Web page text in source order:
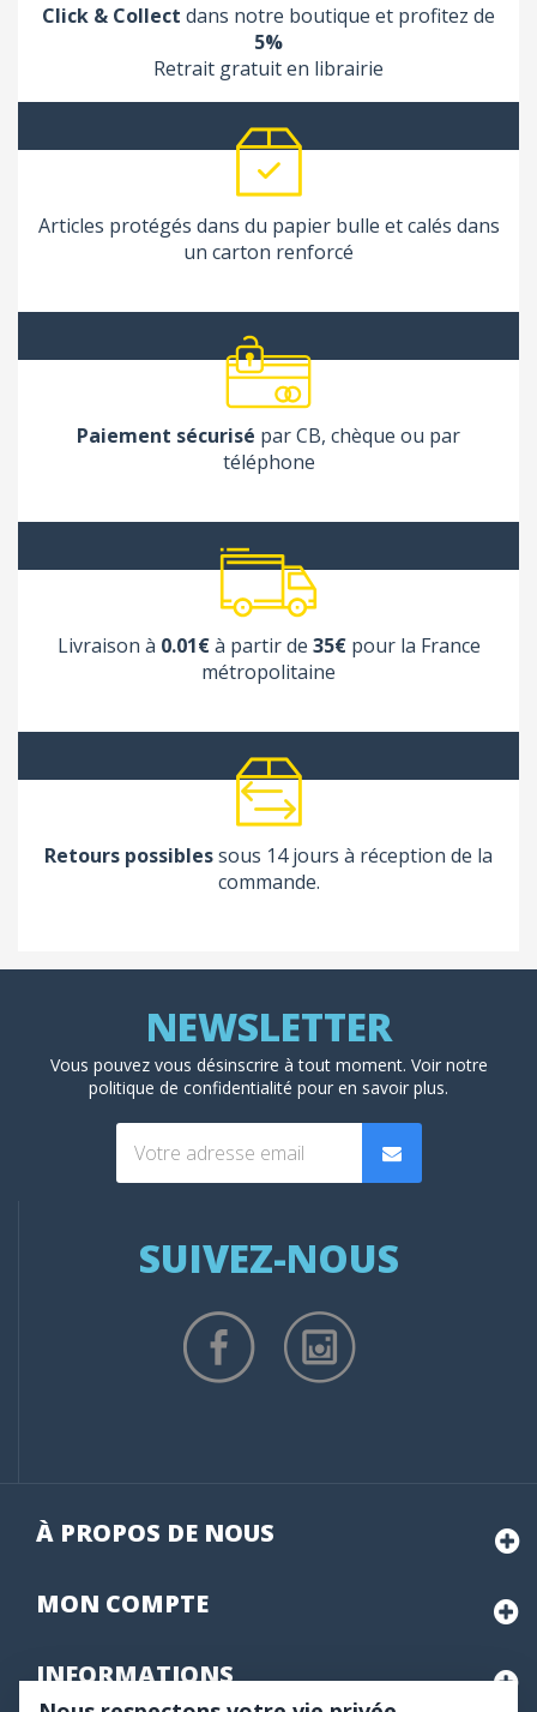
Click & Collect dans notre boutique et profitez de
5%
Retrait gratuit en librairie
Articles protégés dans du papier bulle et calés dans
un carton renforcé
Paiement sécurisé par CB, chèque ou par
téléphone
Livraison à 0.01€à partir de 35€pour la France
métropolitaine
Retours possiblessous 14 jours à réception de la
commande.
Vous pouvez vous désinscrire à tout moment. Voir notre
politique de confidentialité pour en savoir plus.
SUIVEZ-NOUS
À PROPOS DE NOUS
MON COMPTE
INFORMATIONS